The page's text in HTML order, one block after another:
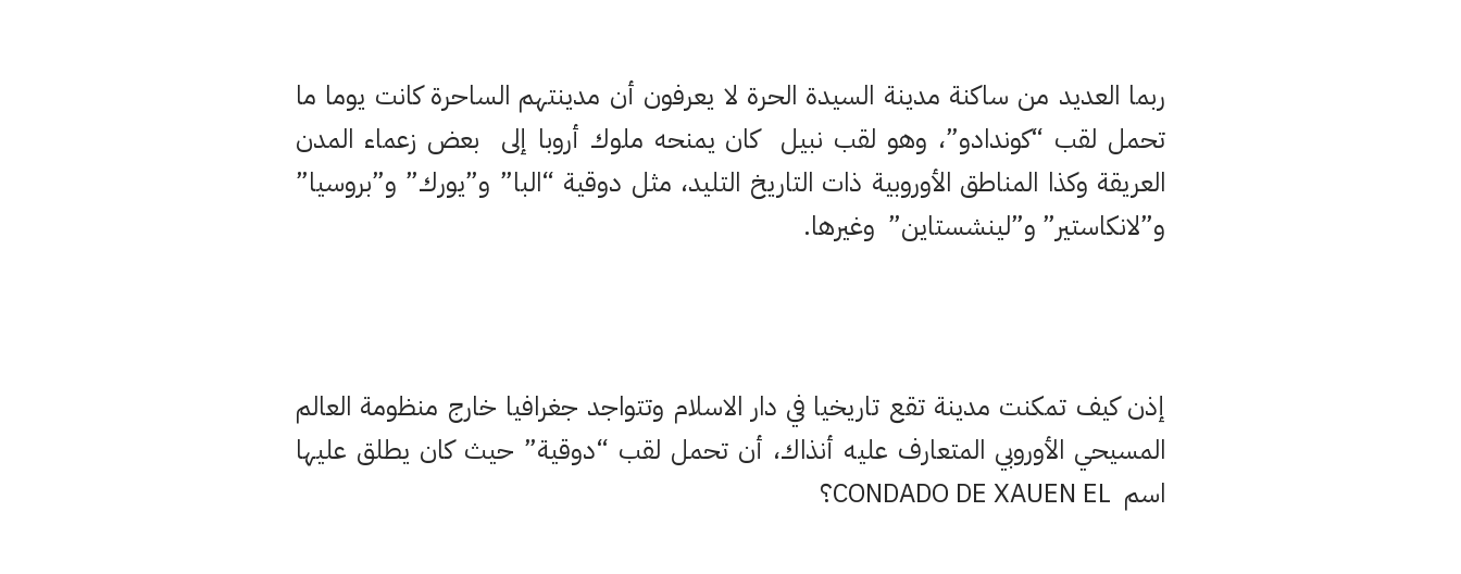
ربما العديد من ساكنة مدينة السيدة الحرة لا يعرفون أن مدينتهم الساحرة كانت يوما ما
تحمل لقب “كوندادو”، وهو لقب نبيل كان يمنحه ملوك أروبا إلى بعض زعماء المدن
العريقة وكذا المناطق الأوروبية ذات التاريخ التليد، مثل دوقية “البا” و”يورك” و”بروسيا”
و”لانكاستير” و”لينشستاين” وغيرها.
إذن كيف تمكنت مدينة تقع تاريخيا في دار الاسلام وتتواجد جغرافيا خارج منظومة العالم
المسيحي الأوروبي المتعارف عليه أنذاك، أن تحمل لقب “دوقية” حيث كان يطلق عليها
اسم CONDADO DE XAUEN EL؟